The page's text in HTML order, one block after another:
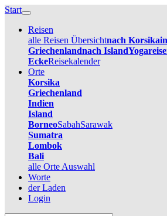
Start
Reisen
alle Reisen Übersichtnach Korsika
Griechenlandnach Island
EckeReisekalender
Orte
Korsika
Griechenland
Indien
Island
BorneoSabahSarawak
Sumatra
Lombok
Bali
alle Orte Auswahl
Worte
der Laden
Login